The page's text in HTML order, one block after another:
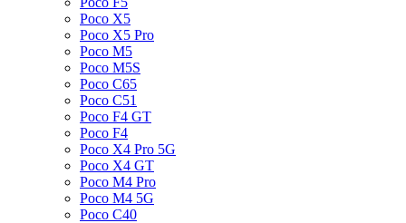
Poco X5
Poco X5 Pro
Poco M5
Poco M5S
Poco C65
Poco C51
Poco F4 GT
Poco F4
Poco X4 Pro 5G
Poco X4 GT
Poco M4 Pro
Poco M4 5G
Poco C40